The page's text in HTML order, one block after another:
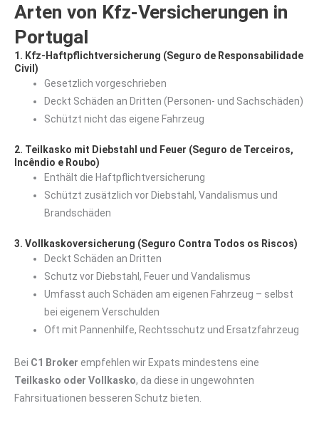
Arten von Kfz-Versicherungen in
Portugal
1. Kfz-Haftpflichtversicherung (Seguro de Responsabilidade
Civil)
Gesetzlich vorgeschrieben
Deckt Schäden an Dritten (Personen- und Sachschäden)
Schützt nicht das eigene Fahrzeug
2. Teilkasko mit Diebstahl und Feuer (Seguro de Terceiros,
Incêndio e Roubo)
Enthält die Haftpflichtversicherung
Schützt zusätzlich vor Diebstahl, Vandalismus und
Brandschäden
3. Vollkaskoversicherung (Seguro Contra Todos os Riscos)
Deckt Schäden an Dritten
Schutz vor Diebstahl, Feuer und Vandalismus
Umfasst auch Schäden am eigenen Fahrzeug – selbst
bei eigenem Verschulden
Oft mit Pannenhilfe, Rechtsschutz und Ersatzfahrzeug
Bei C1 Broker empfehlen wir Expats mindestens eine
Teilkasko oder Vollkasko, da diese in ungewohnten
Fahrsituationen besseren Schutz bieten.